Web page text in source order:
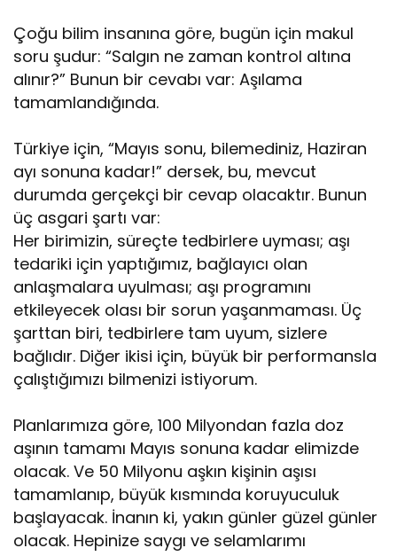
Çoğu bilim insanına göre, bugün için makul
soru şudur: “Salgın ne zaman kontrol altına
alınır?” Bunun bir cevabı var: Aşılama
tamamlandığında.
Türkiye için, “Mayıs sonu, bilemediniz, Haziran
ayı sonuna kadar!” dersek, bu, mevcut
durumda gerçekçi bir cevap olacaktır. Bunun
üç asgari şartı var:
Her birimizin, süreçte tedbirlere uyması; aşı
tedariki için yaptığımız, bağlayıcı olan
anlaşmalara uyulması; aşı programını
etkileyecek olası bir sorun yaşanmaması. Üç
şarttan biri, tedbirlere tam uyum, sizlere
bağlıdır. Diğer ikisi için, büyük bir performansla
çalıştığımızı bilmenizi istiyorum.
Planlarımıza göre, 100 Milyondan fazla doz
aşının tamamı Mayıs sonuna kadar elimizde
olacak. Ve 50 Milyonu aşkın kişinin aşısı
tamamlanıp, büyük kısmında koruyuculuk
başlayacak. İnanın ki, yakın günler güzel günler
olacak. Hepinize saygı ve selamlarımı